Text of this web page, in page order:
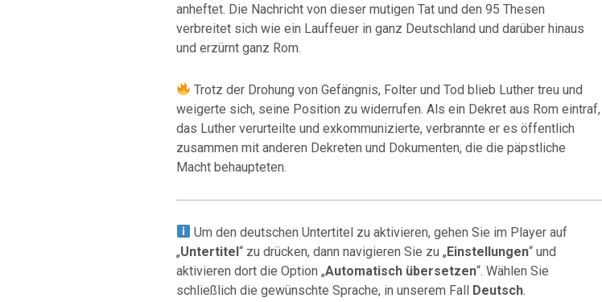
anheftet. Die Nachricht von dieser mutigen Tat und den 95 Thesen
verbreitet sich wie ein Lauffeuer in ganz Deutschland und darüber hinaus
und erzürnt ganz Rom.
Trotz der Drohung von Gefängnis, Folter und Tod blieb Luther treu und
weigerte sich, seine Position zu widerrufen. Als ein Dekret aus Rom eintraf,
das Luther verurteilte und exkommunizierte, verbrannte er es öffentlich
zusammen mit anderen Dekreten und Dokumenten, die die päpstliche
Macht behaupteten.
Um den deutschen Untertitel zu aktivieren, gehen Sie im Player auf
„Untertitel“ zu drücken, dann navigieren Sie zu „Einstellungen“ und
aktivieren dort die Option „Automatisch übersetzen“. Wählen Sie
schließlich die gewünschte Sprache, in unserem Fall Deutsch.